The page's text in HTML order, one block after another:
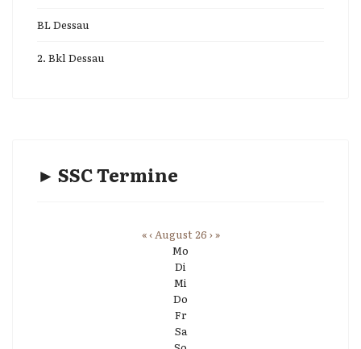
BL Dessau
2. Bkl Dessau
► SSC Termine
«‹August 26 ›»
Mo
Di
Mi
Do
Fr
Sa